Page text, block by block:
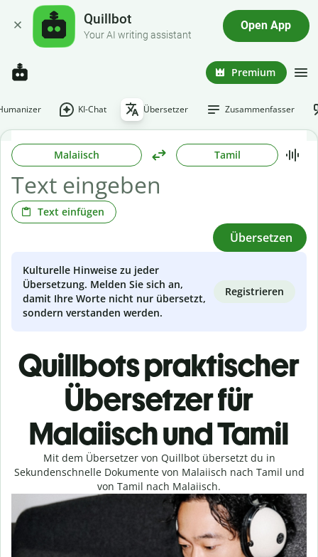
Quillbot
Your AI writing assistant
Open App
Premium
KI-Chat Übersetzer Zusammenfasser
Malaiisch Tamil
Text einfügen
Übersetzen
Kulturelle Hinweise zu jeder
Übersetzung. Melden Sie sich an,
damit Ihre Worte nicht nur übersetzt,
sondern verstanden werden.
Registrieren
Quillbots praktischer
Übersetzer für
Malaiisch und Tamil
Mit dem Übersetzer von Quillbot übersetzt du in
Sekundenschnelle Dokumente von Malaiisch nach Tamil und
von Tamil nach Malaiisch.